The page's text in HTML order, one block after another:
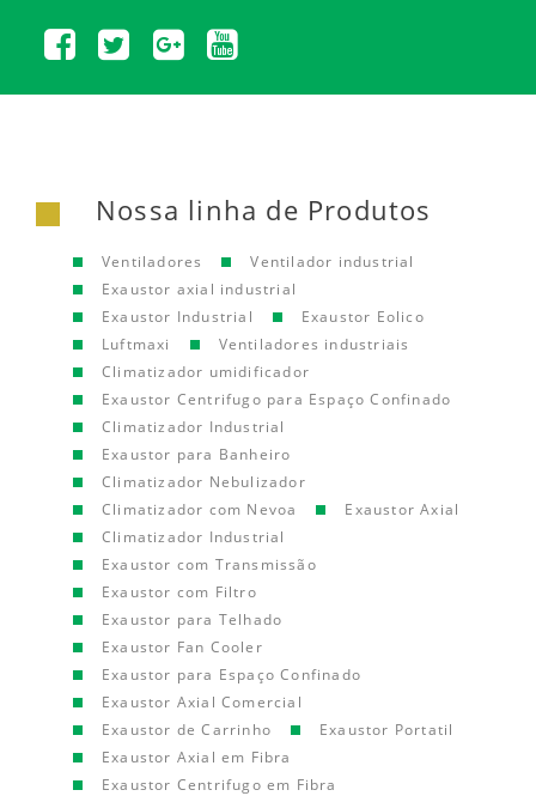
Nossa linha de Produtos
Ventiladores
Ventilador industrial
Exaustor axial industrial
Exaustor Industrial
Exaustor Eolico
Luftmaxi
Ventiladores industriais
Climatizador umidificador
Exaustor Centrifugo para Espaço Confinado
Climatizador Industrial
Exaustor para Banheiro
Climatizador Nebulizador
Climatizador com Nevoa
Exaustor Axial
Climatizador Industrial
Exaustor com Transmissão
Exaustor com Filtro
Exaustor para Telhado
Exaustor Fan Cooler
Exaustor para Espaço Confinado
Exaustor Axial Comercial
Exaustor de Carrinho
Exaustor Portatil
Exaustor Axial em Fibra
Exaustor Centrifugo em Fibra